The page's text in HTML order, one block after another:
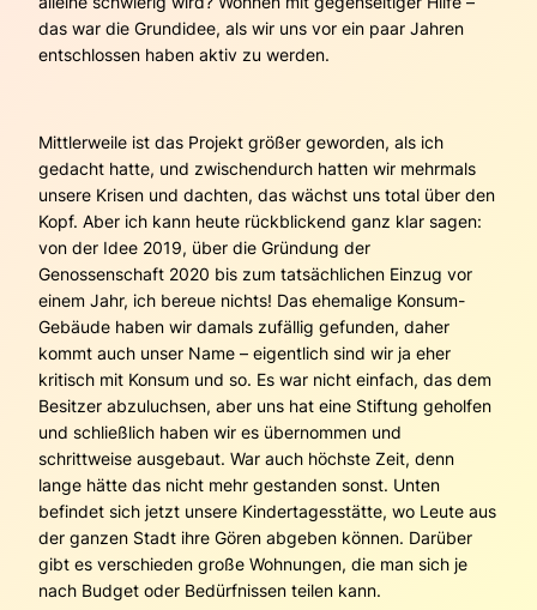
das war die Grundidee, als wir uns vor ein paar Jahren
entschlossen haben aktiv zu werden.
Mittlerweile ist das Projekt größer geworden, als ich
gedacht hatte, und zwischendurch hatten wir mehrmals
unsere Krisen und dachten, das wächst uns total über den
Kopf. Aber ich kann heute rückblickend ganz klar sagen:
von der Idee 2019, über die Gründung der
Genossenschaft 2020 bis zum tatsächlichen Einzug vor
einem Jahr, ich bereue nichts! Das ehemalige Konsum-
Gebäude haben wir damals zufällig gefunden, daher
kommt auch unser Name – eigentlich sind wir ja eher
kritisch mit Konsum und so. Es war nicht einfach, das dem
Besitzer abzuluchsen, aber uns hat eine Stiftung geholfen
und schließlich haben wir es übernommen und
schrittweise ausgebaut. War auch höchste Zeit, denn
lange hätte das nicht mehr gestanden sonst. Unten
befindet sich jetzt unsere Kindertagesstätte, wo Leute aus
der ganzen Stadt ihre Gören abgeben können. Darüber
gibt es verschieden große Wohnungen, die man sich je
nach Budget oder Bedürfnissen teilen kann.